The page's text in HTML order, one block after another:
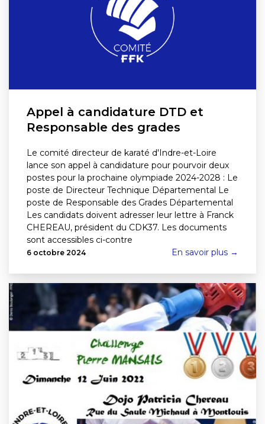
Appel à candidature DTD et
Responsable des grades
Le comité directeur de karaté d'Indre-et-Loire
lance son appel à candidature pour pourvoir deux
postes pour la prochaine olympiade 2024-2028 : Le
poste de Directeur Technique Départemental Le
poste de Responsable des Grades Départemental
Les candidats doivent adresser leur lettre à Franck
CHEREAU, président du CDK37. Les documents
sont accessibles ci-contre
6 octobre 2024 En savoir plus →